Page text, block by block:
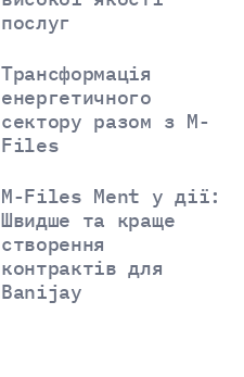
послуг
Трансформація
енергетичного
сектору разом з M-
Files
M-Files Ment у дії:
Швидше та краще
створення
контрактів для
Banijay